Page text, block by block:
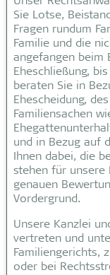
Sie Lotse,
Fragen rundum
Familie und die
angefangen beim
Eheschließung,
beraten Sie in
Ehescheidung,
Familiensachen
und in Bezug auf
Ihnen dabei, die
stehen für unsere
genauen
Vordergrund.
Unsere Kanzlei
vertreten und
Familiengerichts,
oder bei